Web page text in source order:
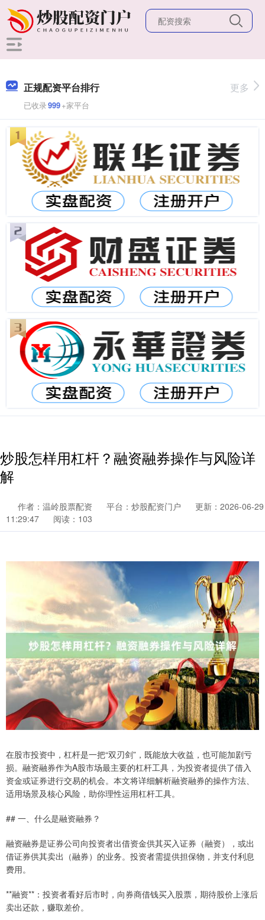
正规配资平台排行
已收录999+家平台
更多
炒股怎样用杠杆？融资融券操作与风险详
解
作者：温岭股票配资 平台：炒股配资门户
更新：2026-06-29
11:29:47
阅读：103
在股市投资中，杠杆是一把“双刃剑”，既能放大收益，也可能加剧亏
损。融资融券作为A股市场最主要的杠杆工具，为投资者提供了借入
资金或证券进行交易的机会。本文将详细解析融资融券的操作方法、
适用场景及核心风险，助你理性运用杠杆工具。
## 一、什么是融资融券？
融资融券是证券公司向投资者出借资金供其买入证券（融资），或出
借证券供其卖出（融券）的业务。投资者需提供担保物，并支付利息
费用。
**融资**：投资者看好后市时，向券商借钱买入股票，期待股价上涨后
卖出还款，赚取差价。